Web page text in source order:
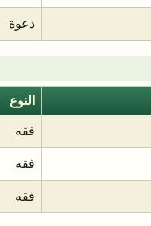
دعوة
النوع
فقه
فقه
فقه